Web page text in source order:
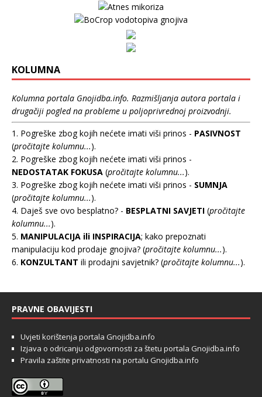
KOLUMNA
Kolumna portala Gnojidba.info. Razmišljanja autora portala i
drugačiji pogled na probleme u poljoprivrednoj proizvodnji.
1. Pogreške zbog kojih nećete imati viši prinos - PASIVNOST
(pročitajte kolumnu...).
2. Pogreške zbog kojih nećete imati viši prinos -
NEDOSTATAK FOKUSA (pročitajte kolumnu...).
3. Pogreške zbog kojih nećete imati viši prinos - SUMNJA
(pročitajte kolumnu...).
4. Daješ sve ovo besplatno? - BESPLATNI SAVJETI (pročitajte
kolumnu...).
5. MANIPULACIJA ili INSPIRACIJA; kako prepoznati
manipulaciju kod prodaje gnojiva? (pročitajte kolumnu...).
6. KONZULTANT ili prodajni savjetnik? (pročitajte kolumnu...).
PRAVNE OBAVIJESTI
Uvjeti korištenja portala Gnojidba.info
Izjava o odricanju odgovornosti za štetu portala Gnojidba.info
Pravila zaštite privatnosti na portalu Gnojidba.info